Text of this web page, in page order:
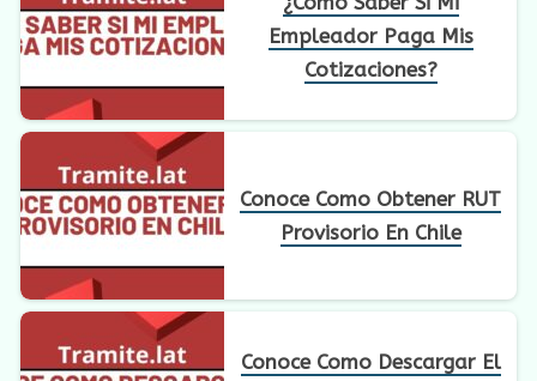
Empleador Paga Mis
Cotizaciones?
Conoce Como Obtener RUT
Provisorio En Chile
Conoce Como Descargar El